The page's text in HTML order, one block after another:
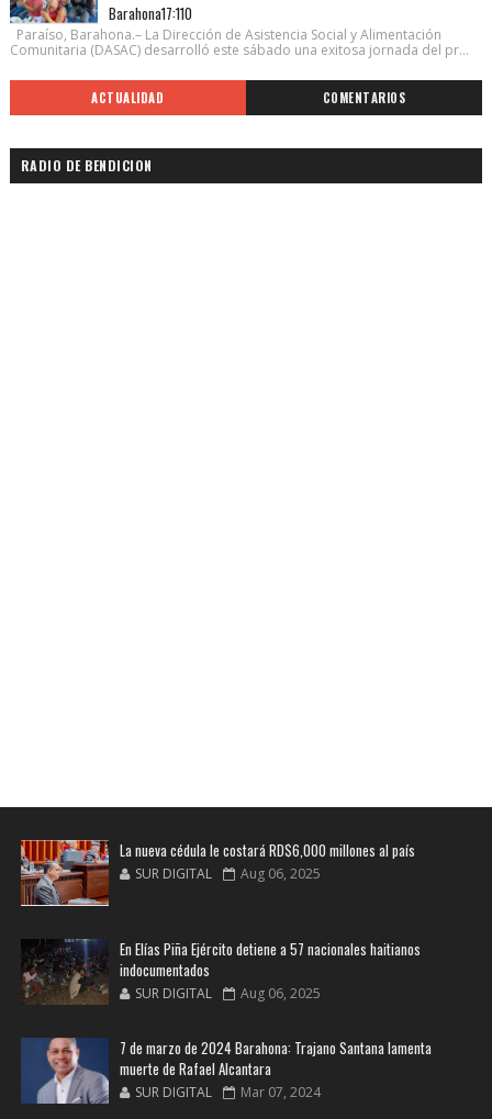
Barahona17:110
Paraíso, Barahona.– La Dirección de Asistencia Social y Alimentación
Comunitaria (DASAC) desarrolló este sábado una exitosa jornada del pr...
ACTUALIDAD COMENTARIOS
RADIO DE BENDICION
La nueva cédula le costará RD$6,000 millones al país
SUR DIGITAL Aug 06, 2025
En Elías Piña Ejército detiene a 57 nacionales haitianos
indocumentados
SUR DIGITAL Aug 06, 2025
7 de marzo de 2024 Barahona: Trajano Santana lamenta
muerte de Rafael Alcantara
SUR DIGITAL Mar 07, 2024